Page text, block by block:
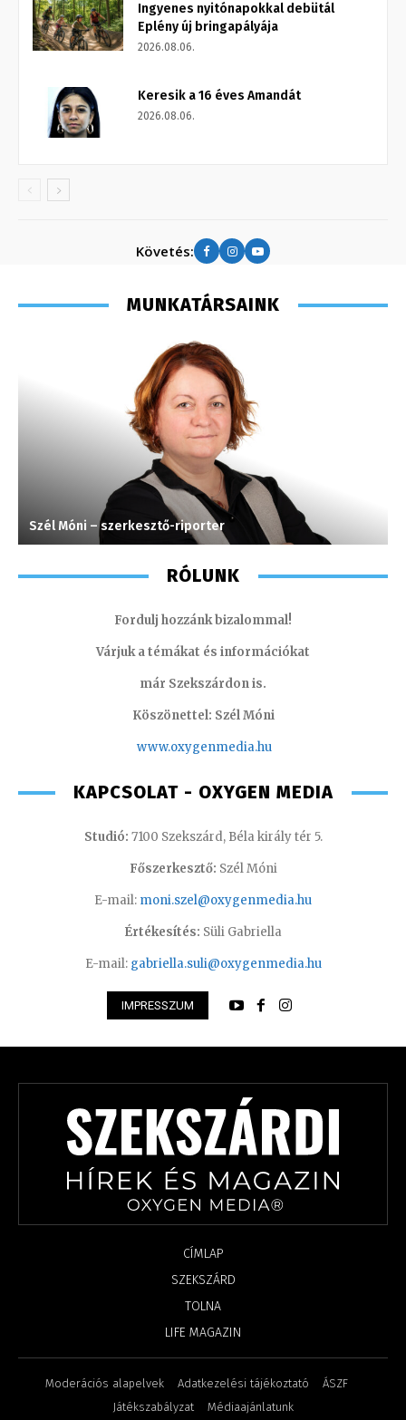
Ingyenes nyitónapokkal debütál
Eplény új bringapályája
2026.08.06.
Keresik a 16 éves Amandát
2026.08.06.
Követés:
MUNKATÁRSAINK
Szél Móni – szerkesztő-riporter
RÓLUNK
Fordulj hozzánk bizalommal!
Várjuk a témákat és információkat
már Szekszárdon is.
Köszönettel: Szél Móni
www.oxygenmedia.hu
KAPCSOLAT - OXYGEN MEDIA
Studió: 7100 Szekszárd, Béla király tér 5.
Főszerkesztő: Szél Móni
E-mail: moni.szel@oxygenmedia.hu
Értékesítés: Süli Gabriella
E-mail: gabriella.suli@oxygenmedia.hu
IMPRESSZUM
CÍMLAP
SZEKSZÁRD
TOLNA
LIFE MAGAZIN
Moderációs alapelvek Adatkezelési tájékoztató
ÁSZF
Játékszabályzat
Médiaajánlatunk